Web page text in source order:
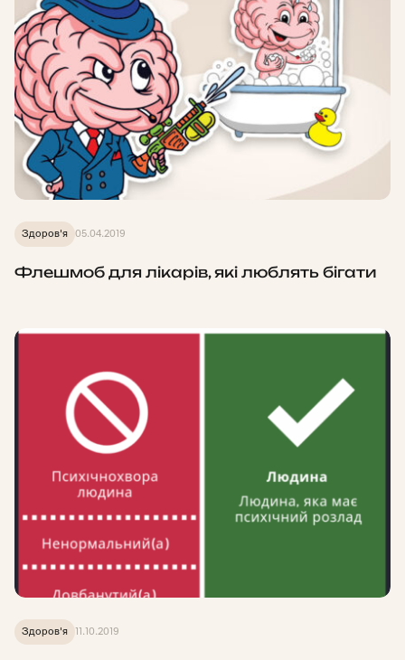
Здоров'я 05.04.2019
Флешмоб для лікарів, які люблять бігати
Здоров'я 11.10.2019